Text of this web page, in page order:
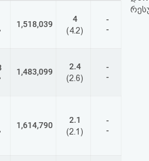
1,518,039
4
(4.2)
-
-
1,483,099
2.4
(2.6)
-
-
1,614,790
2.1
(2.1)
-
-